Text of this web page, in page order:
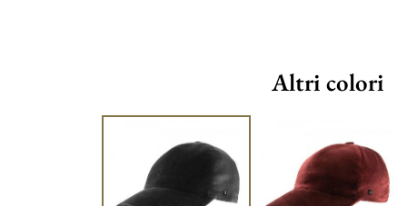
Altri colori